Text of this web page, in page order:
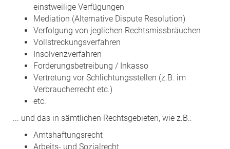
einstweilige Verfügungen
Mediation (Alternative Dispute Resolution)
Verfolgung von jeglichen Rechtsmissbräuchen
Vollstreckungsverfahren
Insolvenzverfahren
Forderungsbetreibung / Inkasso
Vertretung vor Schlichtungsstellen (z.B. im
Verbraucherrecht etc.)
etc.
... und das in sämtlichen Rechtsgebieten, wie z.B.:
Amtshaftungsrecht
Arbeits- und Sozialrecht